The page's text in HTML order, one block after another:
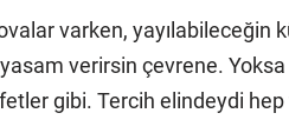
varken, yayılabileceğin
verirsin çevrene.
gibi. Tercih elindeydi hep